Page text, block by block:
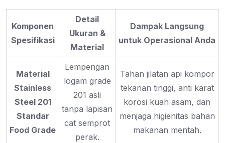
Komponen
Spesifikasi
Detail
Ukuran &
Material
Dampak Langsung
untuk Operasional Anda
Material
Stainless
Steel 201
Standar
Food Grade
Lempengan
logam grade
201 asli
tanpa lapisan
cat semprot
perak.
Tahan jilatan api kompor
tekanan tinggi, anti karat
korosi kuah asam, dan
menjaga higienitas bahan
makanan mentah.